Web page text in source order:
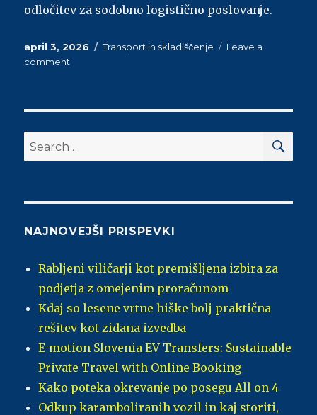
odločitev za sodobno logistično poslovanje.
Posted
on
april 3, 2026 Categories
Transport in skladiščenje
Leave a
comment
odločajo
Search
for:
NAJNOVEJŠI PRISPEVKI
Rabljeni viličarji kot premišljena izbira za
podjetja z omejenim proračunom
Kdaj so lesene vrtne hiške bolj praktična
rešitev kot zidana izvedba
E-motion Slovenia EV Transfers: Sustainable
Private Travel with Online Booking
Kako poteka okrevanje po posegu All on 4
Odkup karamboliranih vozil in kaj storiti,